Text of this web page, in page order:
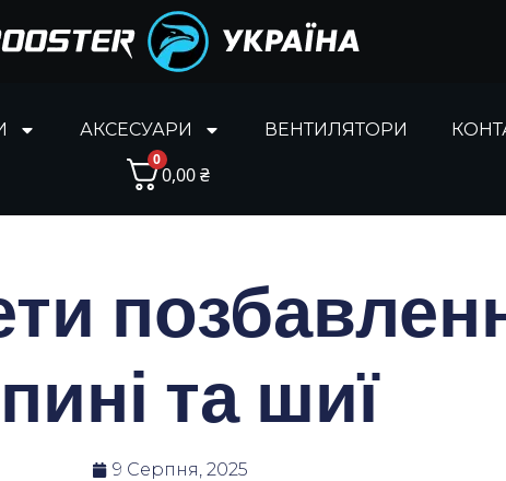
АКСЕСУАРИ ВЕНТИЛЯТОРИ
0
0,00₴
та шиї
9 Серпня, 2025